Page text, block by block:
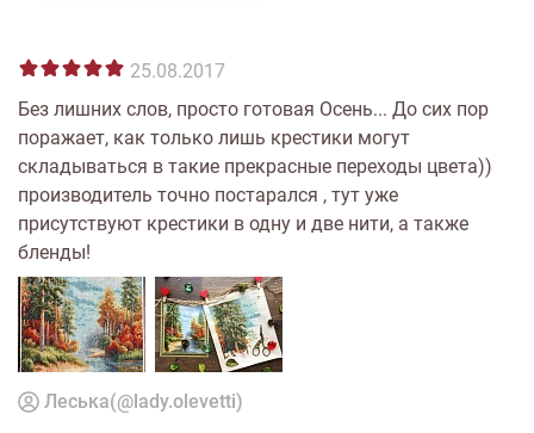
25.08.2017
Без лишних слов, просто готовая Осень... До сих пор
поражает, как только лишь крестики могут
складываться в такие прекрасные переходы цвета))
производитель точно постарался , тут уже
присутствуют крестики в одну и две нити, а также
бленды!
Леська(@lady.olevetti)